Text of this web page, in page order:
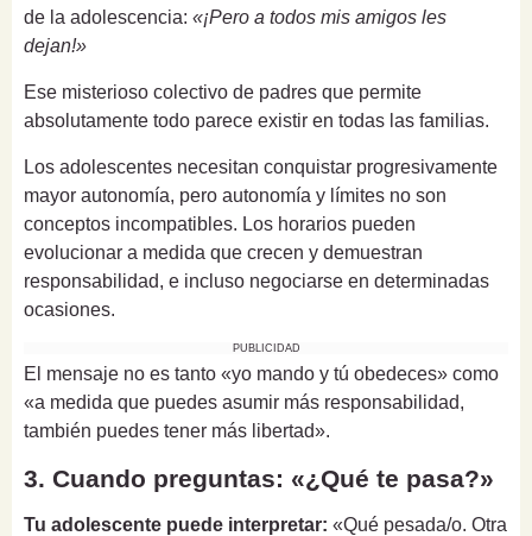
de la adolescencia: «¡Pero a todos mis amigos les
dejan!»
Ese misterioso colectivo de padres que permite
absolutamente todo parece existir en todas las familias.
Los adolescentes necesitan conquistar progresivamente
mayor autonomía, pero autonomía y límites no son
conceptos incompatibles. Los horarios pueden
evolucionar a medida que crecen y demuestran
responsabilidad, e incluso negociarse en determinadas
ocasiones.
PUBLICIDAD
El mensaje no es tanto «yo mando y tú obedeces» como
«a medida que puedes asumir más responsabilidad,
también puedes tener más libertad».
3. Cuando preguntas: «¿Qué te pasa?»
Tu adolescente puede interpretar: «Qué pesada/o. Otra